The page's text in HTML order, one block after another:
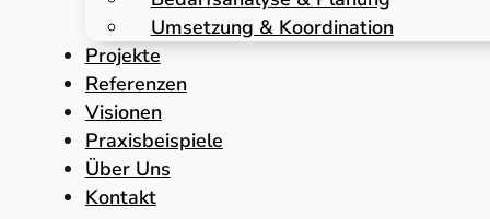
Umsetzung & Koordination
Projekte
Referenzen
Visionen
Praxisbeispiele
Über Uns
Kontakt